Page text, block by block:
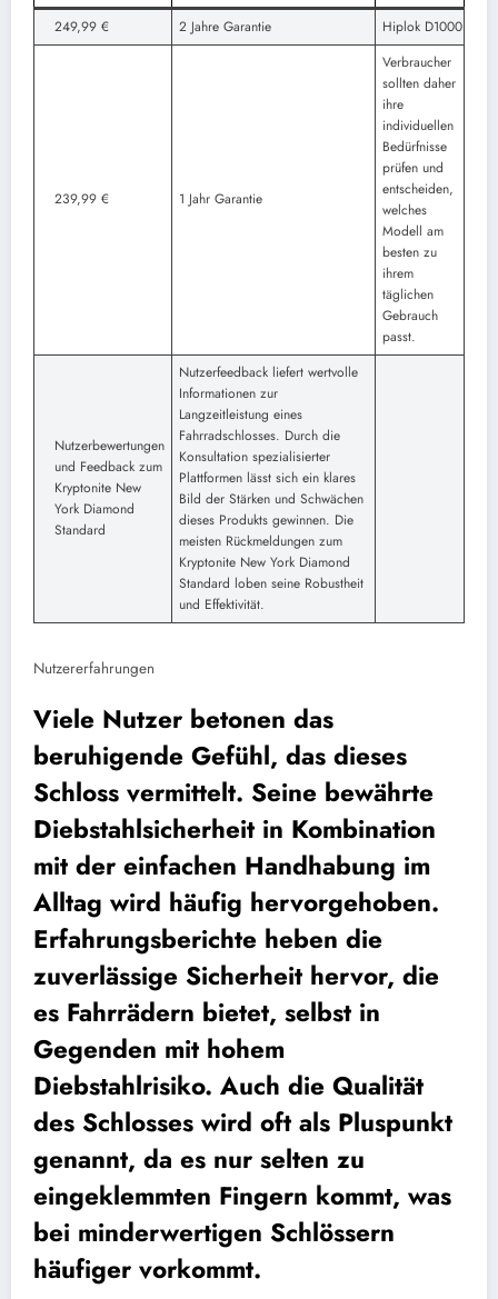
249,99 €
2 Jahre Garantie Hiplok D1000
239,99 € 1 Jahr Garantie
Verbraucher
sollten daher
ihre
individuellen
Bedürfnisse
prüfen und
entscheiden,
welches
Modell am
besten zu
ihrem
täglichen
Gebrauch
passt.
Nutzerbewertungen
und Feedback zum
Kryptonite New
York Diamond
Standard
Nutzerfeedback liefert wertvolle
Informationen zur
Langzeitleistung eines
Fahrradschlosses. Durch die
Konsultation spezialisierter
Plattformen lässt sich ein klares
Bild der Stärken und Schwächen
dieses Produkts gewinnen. Die
meisten Rückmeldungen zum
Kryptonite New York Diamond
Standard loben seine Robustheit
und Effektivität.
Nutzererfahrungen
Viele Nutzer betonen das
beruhigende Gefühl, das dieses
Schloss vermittelt. Seine bewährte
Diebstahlsicherheit in Kombination
mit der einfachen Handhabung im
Alltag wird häufig hervorgehoben.
Erfahrungsberichte heben die
zuverlässige Sicherheit hervor, die
es Fahrrädern bietet, selbst in
Gegenden mit hohem
Diebstahlrisiko. Auch die Qualität
des Schlosses wird oft als Pluspunkt
genannt, da es nur selten zu
eingeklemmten Fingern kommt, was
bei minderwertigen Schlössern
häufiger vorkommt.